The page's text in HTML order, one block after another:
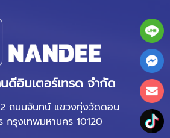
ดีอินเตอร์เทรด จำกัด
ถนนจันทน์ แขวงทุ่งวัดดอน
กรุงเทพมหานคร 10120